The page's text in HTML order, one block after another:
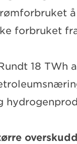
forbruket
18 TWh